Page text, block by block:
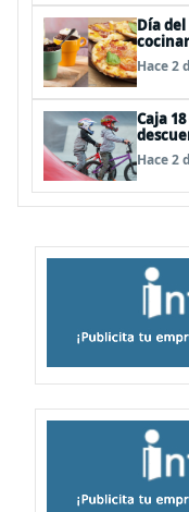
Día
Hace 2
Caja
Hace 2